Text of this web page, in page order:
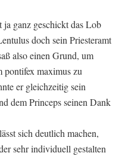
ganz geschickt das Lob
doch sein Priesteramt
also einen Grund, um
pontifex maximus zu
er gleichzeitig sein
dem Princeps seinen Dank
sich deutlich machen,
sehr individuell gestalten